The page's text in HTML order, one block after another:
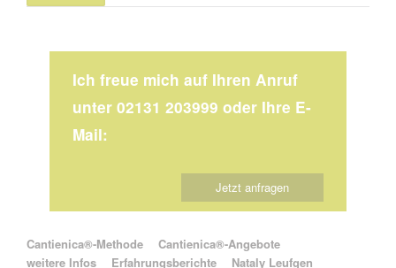
Ich freue mich auf Ihren Anruf
unter 02131 203999 oder Ihre E-
Mail:
Jetzt anfragen
Navigation überspringen
Cantienica®-Methode
Cantienica®-Angebote
weitere Infos
Erfahrungsberichte Nataly Leufgen